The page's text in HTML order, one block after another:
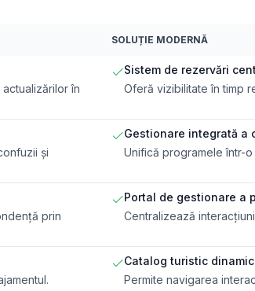
SOLUȚIE MODERNĂ
în
Sistem de rezervări
Oferă vizibilitate în timp
și
Gestionare integrată a
Unifică programele într-
prin
Portal de gestionare a
Centralizează
Catalog turistic dinamic
Permite navigarea